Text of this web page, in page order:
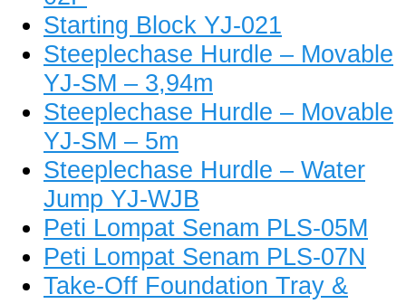
Starting Block YJ-021
Steeplechase Hurdle – Movable
YJ-SM – 3,94m
Steeplechase Hurdle – Movable
YJ-SM – 5m
Steeplechase Hurdle – Water
Jump YJ-WJB
Peti Lompat Senam PLS-05M
Peti Lompat Senam PLS-07N
Take-Off Foundation Tray &